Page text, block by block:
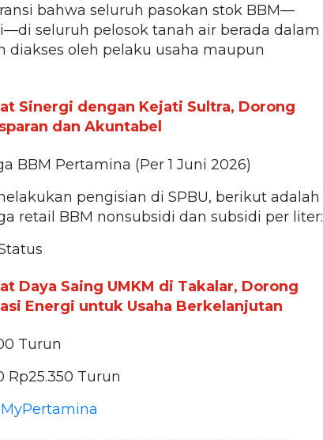
bahwa seluruh pasokan stok BBM—
seluruh pelosok tanah air berada dalam
diakses oleh pelaku usaha maupun
Sinergi dengan Kejati Sultra, Dorong
dan Akuntabel
BBM Pertamina (Per 1 Juni 2026)
pengisian di SPBU, berikut adalah
retail BBM nonsubsidi dan subsidi per liter:
Daya Saing UMKM di Takalar, Dorong
Energi untuk Usaha Berkelanjutan
Turun
Rp25.350 Turun
MyPertamina